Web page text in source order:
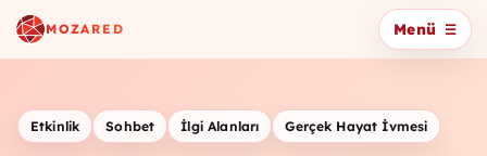
MOZARED Menü
Etkinlik Sohbet İlgi Alanları Gerçek Hayat İvmesi